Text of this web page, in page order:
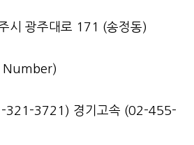
시 광주대로 171 (송정동)
Number)
321-3721) 경기고속 (02-455-